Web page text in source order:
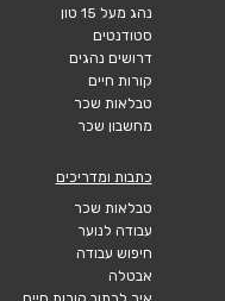
נהג מעל 15 טון
סטודנטים
דרושים נהגים
קורות חיים
טבלאות שכר
מחשבון שכר
כתבות ומדריכים
טבלאות שכר
עבודה לנוער
חיפוש עבודה
אבטלה